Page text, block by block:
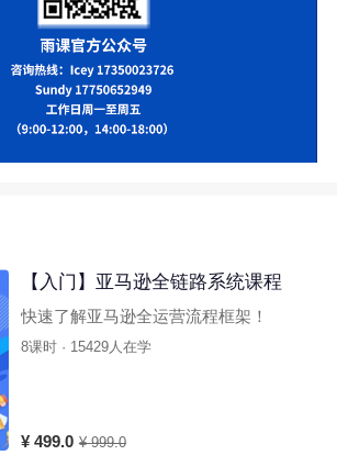
【入门】亚马逊全链路系统课程
快速了解亚马逊全运营流程框架！
8课时 · 15429人在学
¥ 499.0 ¥ 999.0